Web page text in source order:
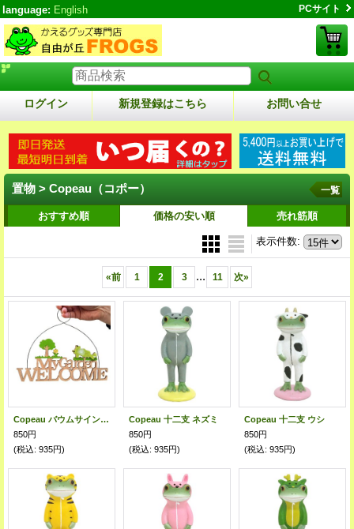
language: English PCサイト
ログイン 新規登録はこちら お問い合せ
置物 > Copeau（コポー） 一覧
おすすめ順 価格の安い順 売れ筋順
表示件数:
«前 1 2 3 ... 11 次»
Copeau バウムサインプレート Welcome
850円
(税込: 935円)
Copeau 十二支 ネズミ
850円
(税込: 935円)
Copeau 十二支 ウシ
850円
(税込: 935円)